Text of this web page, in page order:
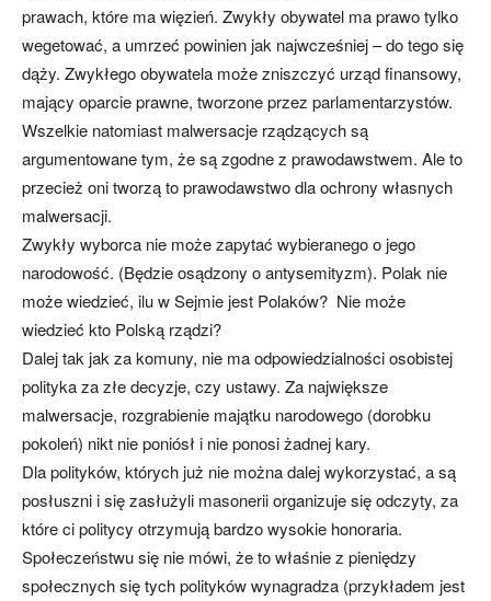
prawach, które ma więzień. Zwykły obywatel ma prawo tylko
wegetować, a umrzeć powinien jak najwcześniej – do tego się
dąży. Zwykłego obywatela może zniszczyć urząd finansowy,
mający oparcie prawne, tworzone przez parlamentarzystów.
Wszelkie natomiast malwersacje rządzących są
argumentowane tym, że są zgodne z prawodawstwem. Ale to
przecież oni tworzą to prawodawstwo dla ochrony własnych
malwersacji.
Zwykły wyborca nie może zapytać wybieranego o jego
narodowość. (Będzie osądzony o antysemityzm). Polak nie
może wiedzieć, ilu w Sejmie jest Polaków? Nie może
wiedzieć kto Polską rządzi?
Dalej tak jak za komuny, nie ma odpowiedzialności osobistej
polityka za złe decyzje, czy ustawy. Za największe
malwersacje, rozgrabienie majątku narodowego (dorobku
pokoleń) nikt nie poniósł i nie ponosi żadnej kary.
Dla polityków, których już nie można dalej wykorzystać, a są
posłuszni i się zasłużyli masonerii organizuje się odczyty, za
które ci politycy otrzymują bardzo wysokie honoraria.
Społeczeństwu się nie mówi, że to właśnie z pieniędzy
społecznych się tych polityków wynagradza (przykładem jest